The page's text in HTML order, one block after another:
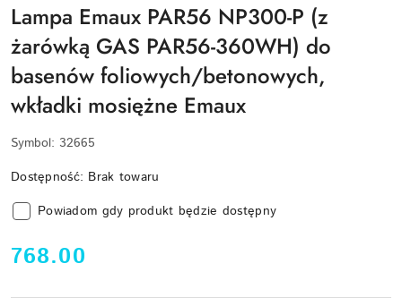
Lampa Emaux PAR56 NP300-P (z
żarówką GAS PAR56-360WH) do
basenów foliowych/betonowych,
wkładki mosiężne Emaux
Symbol: 32665
Dostępność: Brak towaru
Powiadom gdy produkt będzie dostępny
cena:
768.00